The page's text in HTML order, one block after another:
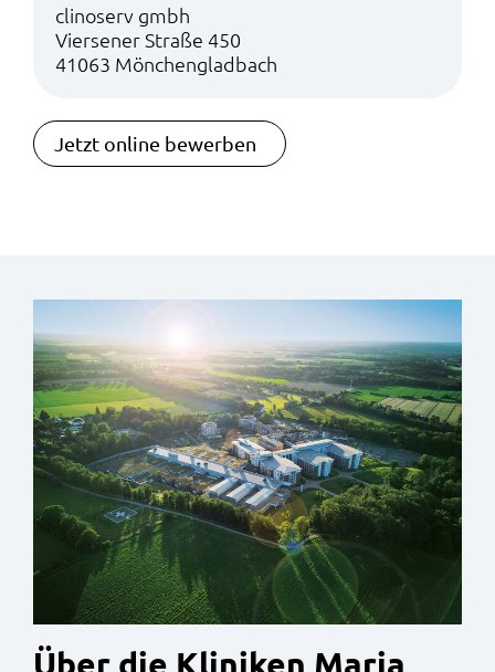
clinoserv gmbh
Viersener Straße 450
41063 Mönchengladbach
Jetzt online bewerben
Über die Kliniken Maria